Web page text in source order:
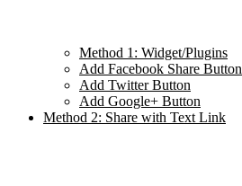
Method 1: Widget/Plugins
Add Facebook Share Button
Add Twitter Button
Add Google+ Button
Method 2: Share with Text Link